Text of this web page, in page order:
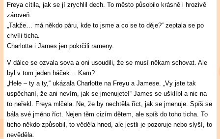
Freya cítila, jak se jí zrychlil dech. To město působilo krásně i hrozivě
zároveň.
„Takže… má někdo páru, kde to jsme a co se to děje?“ zeptala se po
chvíli ticha.
Charlotte i James jen pokrčili rameny.
V dálce se ozvala sova a oni usoudili, že se musí někam schovat. Ale
byl v tom jeden háček… Kam?
„Hele – ty a ty,“ ukázala Charlotte na Freyu a Jamese. „Vy jste tak
uspěchaní, že ani nevím, jak se jmenujete!“ James se ušklíbl a nic na
to neřekl. Freya mlčela. Ne, že by nechtěla říct, jak se jmenuje. Spíš se
bála své jméno říct. Nejen těm cizím dětem, ale spíš do toho ticha. To
ticho někdo způsobil, to věděla hned, ale jestli je pozoruje nebo slyší, to
nevěděla.